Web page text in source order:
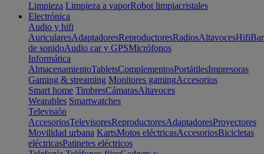
Limpieza Limpieza a vaporRobot limpiacristales
Electrónica
Audio y hifi
AuricularesAdaptadoresReproductoresRadiosAltavocesHifi
de sonidoAudio car y GPSMicrófonos
Informática
AlmacenamientoTabletsComplementosPortátilesImpresoras
Gaming & streaming Monitores gamingAccesorios
Smart home TimbresCámarasAltavoces
Wearables Smartwatches
Televisión
AccesoriosTelevisoresReproductoresAdaptadoresProyectores
Movilidad urbana KartsMotos eléctricasAccesoriosBicicletas
eléctricasPatinetes eléctricos